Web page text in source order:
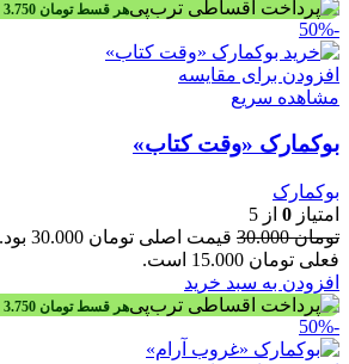
هر قسطتومان
-50%
افزودن برای مقایسه
مشاهده سریع
بوکمارک «وقت کتاب»
بوکمارک
امتیاز 0 از 5
تومان30.000 قیمت اصلی تومان 30.000 بود.
فعلی تومان 15.000 است.
افزودن به سبد خرید
هر قسطتومان
-50%